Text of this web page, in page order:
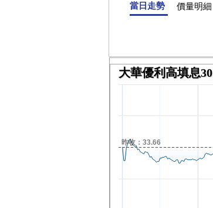
當日走勢 價量明細